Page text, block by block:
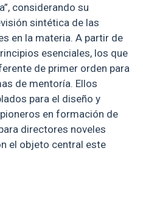
considerando su
sintética de las
en la materia. A partir de
esenciales, los que
de primer orden para
de mentoría. Ellos
para el diseño y
en formación de
directores noveles
el objeto central este